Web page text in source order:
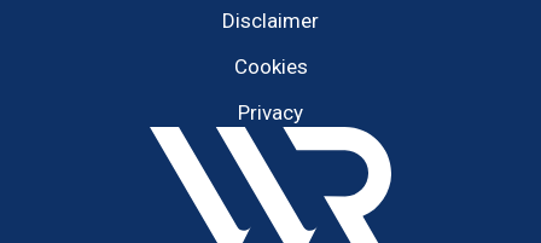
Disclaimer
Cookies
Privacy